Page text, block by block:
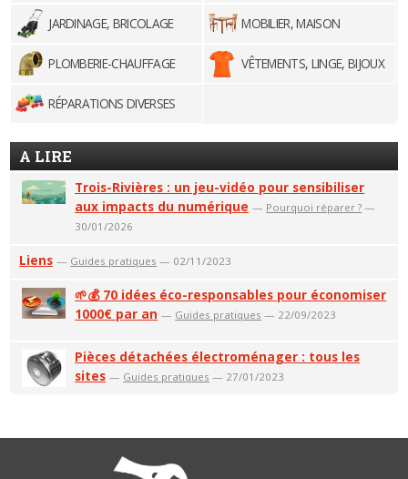
JARDINAGE, BRICOLAGE
MOBILIER, MAISON
PLOMBERIE-CHAUFFAGE VÊTEMENTS, LINGE, BIJOUX
RÉPARATIONS DIVERSES
A LIRE
Trois-Rivières : un jeu-vidéo pour sensibiliser
aux impacts du numérique — Pourquoi réparer ? —
30/01/2026
Liens — Guides pratiques — 02/11/2023
🌱💰 70 idées éco-responsables pour économiser
1000€ par an — Guides pratiques — 22/09/2023
Pièces détachées électroménager : tous les
sites — Guides pratiques — 27/01/2023